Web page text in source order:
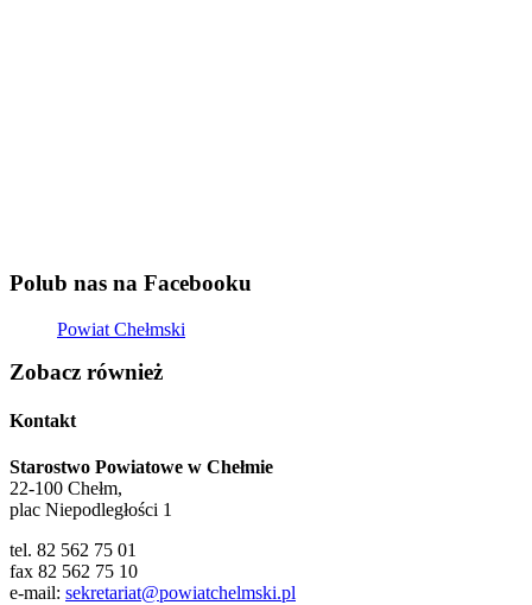
Polub nas na Facebooku
Powiat Chełmski
Zobacz również
Kontakt
Starostwo Powiatowe w Chełmie
22-100 Chełm,
plac Niepodległości 1
tel. 82 562 75 01
fax 82 562 75 10
e-mail: sekretariat@powiatchelmski.pl